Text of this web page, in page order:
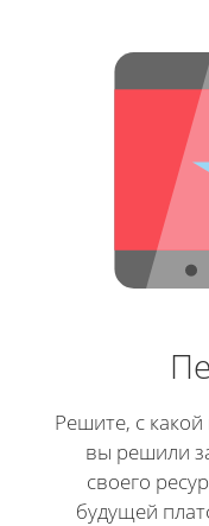
Решите, с
вы решили
своего
будущей